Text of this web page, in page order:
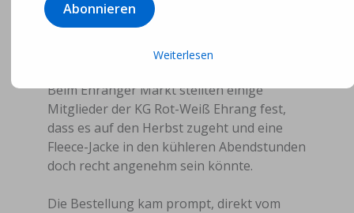
e.V.
6. September 2025
Beim Ehranger Markt stellten einige
Mitglieder der KG Rot-Weiß Ehrang fest,
dass es auf den Herbst zugeht und eine
Fleece-Jacke in den kühleren Abendstunden
doch recht angenehm sein könnte.
Die Bestellung kam prompt, direkt vom
Adresse
ein ...
Abonnieren
Weiterlesen